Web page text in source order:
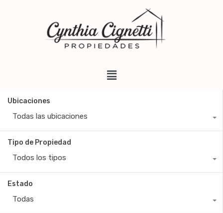
Ubicaciones
Todas las ubicaciones
Tipo de Propiedad
Todos los tipos
Estado
Todas